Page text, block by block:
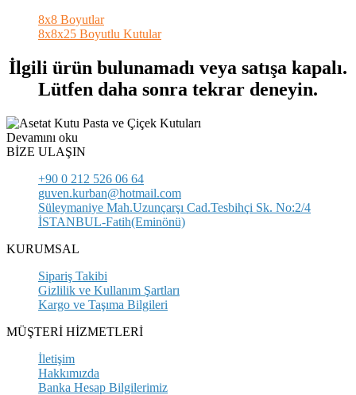
8x8 Boyutlar
8x8x25 Boyutlu Kutular
İlgili ürün bulunamadı veya satışa kapalı.
Lütfen daha sonra tekrar deneyin.
Devamını oku
BİZE ULAŞIN
+90 0 212 526 06 64
guven.kurban@hotmail.com
Süleymaniye Mah.Uzunçarşı Cad.Tesbihçi Sk. No:2/4
İSTANBUL-Fatih(Eminönü)
KURUMSAL
Sipariş Takibi
Gizlilik ve Kullanım Şartları
Kargo ve Taşıma Bilgileri
MÜŞTERİ HİZMETLERİ
İletişim
Hakkımızda
Banka Hesap Bilgilerimiz